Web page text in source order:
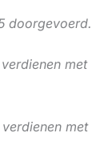
doorgevoerd.
met
met